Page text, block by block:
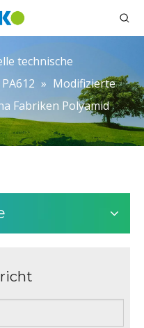
technische
» Modifizierte
Fabriken Polyamid